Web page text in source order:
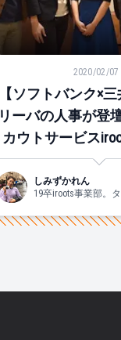
【ソフトバンク×三
2020/02/07
【ソフトバンク×
リーバの人事が登
カウトサービス
ートアップ第4弾
した！
しみずかれん
19卒iroots事業部。
験があります。 好